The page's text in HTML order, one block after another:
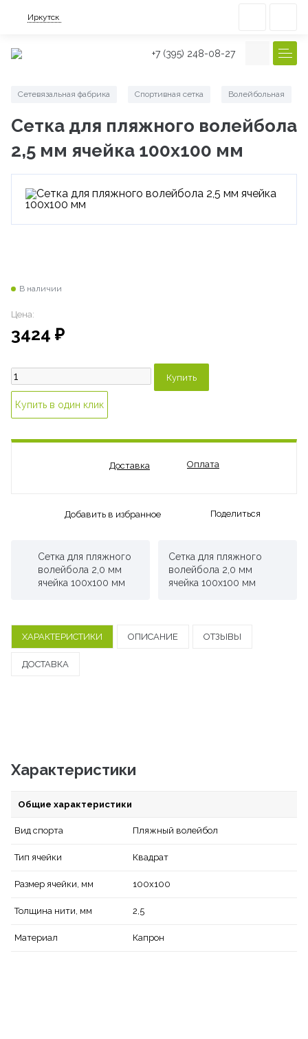
Иркутск
+7 (395) 248-08-27
Сетевязальная фабрика Спортивная сетка Волейбольная
Сетка для пляжного волейбола
2,5 мм ячейка 100х100 мм
В наличии
Цена:
3424 ₽
Доставка Оплата
Добавить в избранное Поделиться
Сетка для пляжного
волейбола 2,0 мм
ячейка 100х100 мм
Сетка для пляжного
волейбола 2,0 мм
ячейка 100х100 мм
ХАРАКТЕРИСТИКИ ОПИСАНИЕ ОТЗЫВЫ
ДОСТАВКА
Характеристики
Общие характеристики
Вид спорта Пляжный волейбол
Тип ячейки Квадрат
Размер ячейки, мм 100х100
Толщина нити, мм 2,5
Материал Капрон